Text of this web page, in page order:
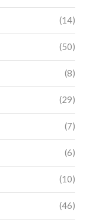
(14)
(50)
(8)
(29)
(7)
(6)
(10)
(46)